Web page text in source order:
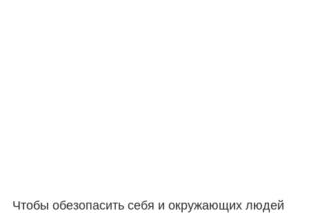
Чтобы обезопасить себя и окружающих людей